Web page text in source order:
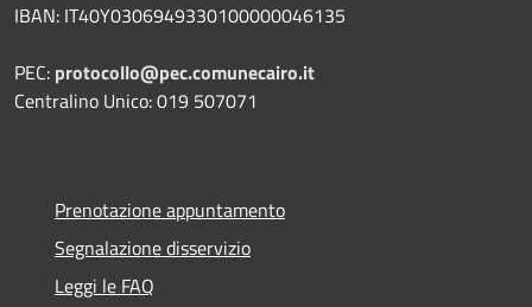
IBAN: IT40Y0306949330100000046135
PEC: protocollo@pec.comunecairo.it
Centralino Unico: 019 507071
Prenotazione appuntamento
Segnalazione disservizio
Leggi le FAQ